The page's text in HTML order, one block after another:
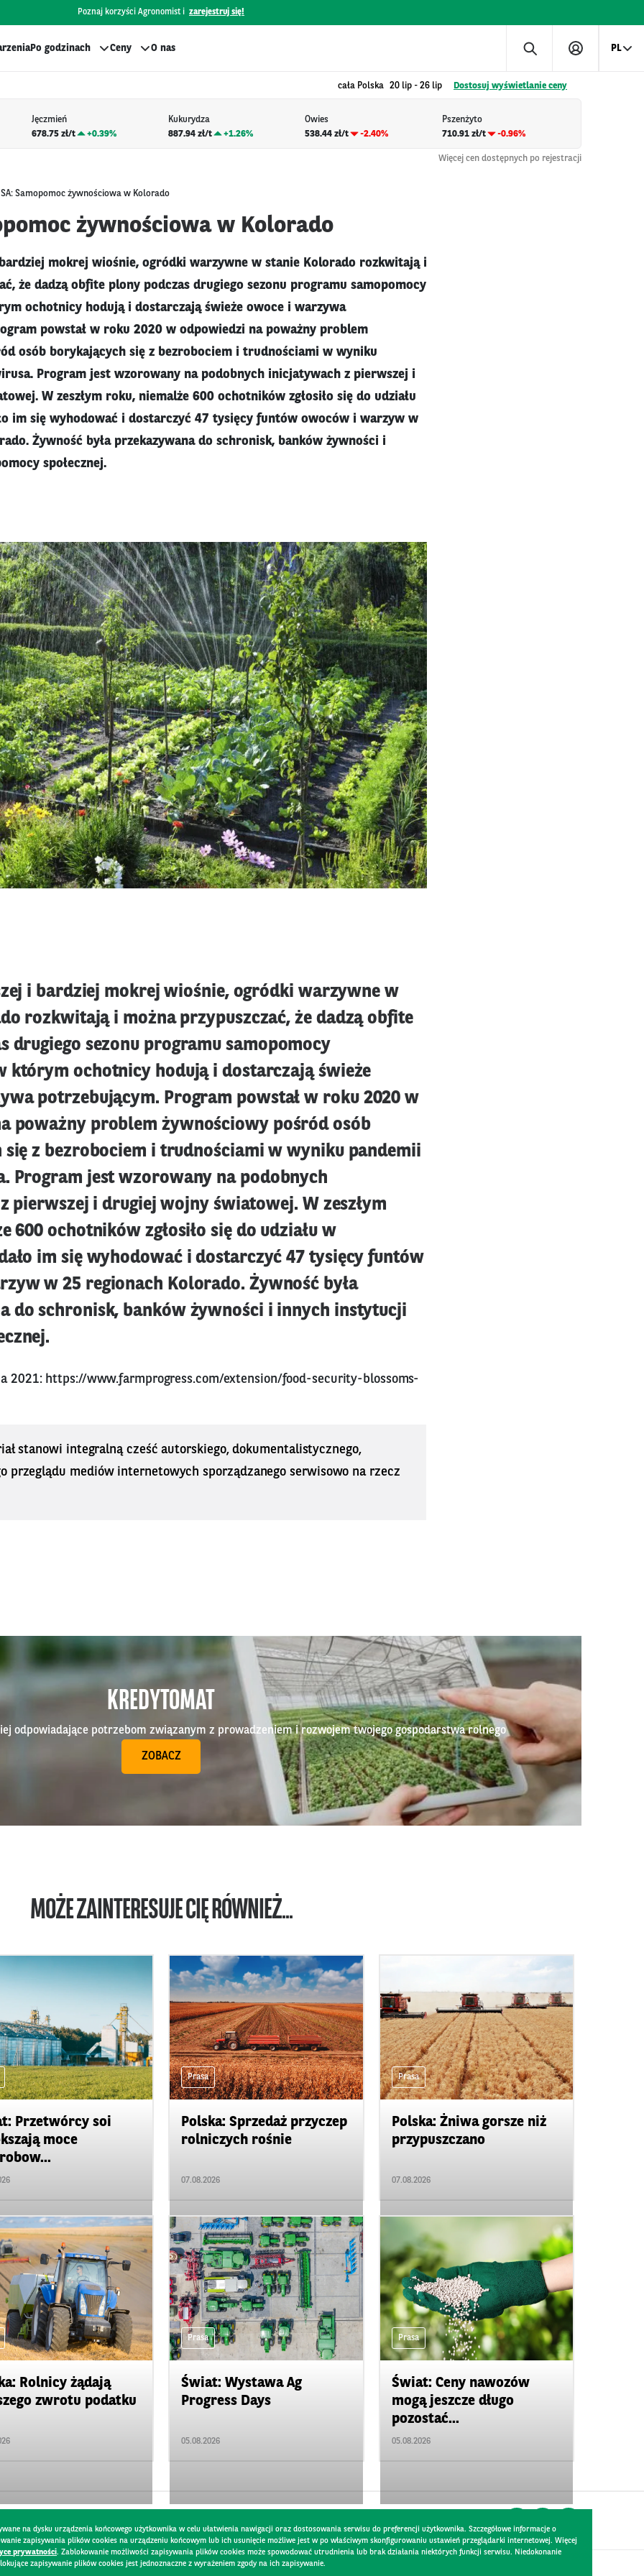
Poznaj korzyści Agronomist i zarejestruj się!
Po godzinach Ceny O nas PL
cała Polska 20 lip - 26 lip Dostosuj wyświetlanie ceny
Jęczmień
678.75 zł/t
+0.39%
Kukurydza
887.94 zł/t
+1.26%
Owies
538.44 zł/t
-2.40%
Pszenżyto
710.91 zł/t
-0.96%
Więcej cen dostępnych po rejestracji
Samopomoc żywnościowa w Kolorado
żywnościowa w Kolorado
mokrej wiośnie, ogródki warzywne w stanie Kolorado rozkwitają i
że dadzą obfite plony podczas drugiego sezonu programu samopomocy
ochotnicy hodują i dostarczają świeże owoce i warzywa
powstał w roku 2020 w odpowiedzi na poważny problem
osób borykających się z bezrobociem i trudnościami w wyniku
Program jest wzorowany na podobnych inicjatywach z pierwszej i
W zeszłym roku, niemalże 600 ochotników zgłosiło się do udziału
im się wyhodować i dostarczyć 47 tysięcy funtów owoców i warzyw w
Żywność była przekazywana do schronisk, banków żywności i
społecznej.
i bardziej mokrej wiośnie, ogródki warzywne w
rozkwitają i można przypuszczać, że dadzą obfite
drugiego sezonu programu samopomocy
którym ochotnicy hodują i dostarczają świeże
potrzebującym. Program powstał w roku 2020 w
poważny problem żywnościowy pośród osób
z bezrobociem i trudnościami w wyniku pandemii
Program jest wzorowany na podobnych
pierwszej i drugiej wojny światowej. W zeszłym
600 ochotników zgłosiło się do udziału w
im się wyhodować i dostarczyć 47 tysięcy funtów
w 25 regionach Kolorado. Żywność była
do schronisk, banków żywności i innych instytucji
2021: https://www.farmprogress.com/extension/food-security-blossoms-
stanowi integralną cześć autorskiego, dokumentalistycznego,
przeglądu mediów internetowych sporządzanego serwisowo na rzecz
KREDYTOMAT
odpowiadające potrzebom związanym z prowadzeniem i rozwojem twojego gospodarstwa rolnego
ZOBACZ
MOŻE ZAINTERESUJE CIĘ RÓWNIEŻ...
Przetwórcy soi
moce
Prasa
Polska: Sprzedaż przyczep
rolniczych rośnie
07.08.2026
Prasa
Polska: Żniwa gorsze niż
przypuszczano
07.08.2026
Rolnicy żądają
zwrotu podatku
Prasa
Świat: Wystawa Ag
Progress Days
05.08.2026
Prasa
Świat: Ceny nawozów
mogą jeszcze długo
pozostać...
05.08.2026
na dysku urządzenia końcowego użytkownika w celu ułatwienia nawigacji oraz dostosowania serwisu do preferencji użytkownika. Szczegółowe informacje o
zapisywania plików cookies na urządzeniu końcowym lub ich usunięcie możliwe jest w po właściwym skonfigurowaniu ustawień przeglądarki internetowej. Więcej
prywatności. Zablokowanie możliwości zapisywania plików cookies może spowodować utrudnienia lub brak działania niektórych funkcji serwisu. Niedokonanie
zapisywanie plików cookies jest jednoznaczne z wyrażeniem zgody na ich zapisywanie.